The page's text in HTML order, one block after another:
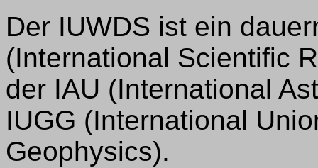
Der IUWDS ist ein
(International Scientific
der IAU (International
IUGG (International
Geophysics).